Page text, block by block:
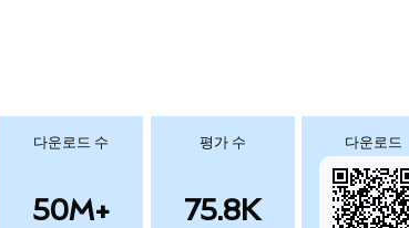
다운로드 수
50M+
평가 수
75.8K
다운로드